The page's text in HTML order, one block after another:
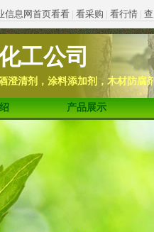
信息网首页看看 | 看采购 | 看行情 |
工公司
澄清剂，涂料添加剂，木材防腐
产品展示